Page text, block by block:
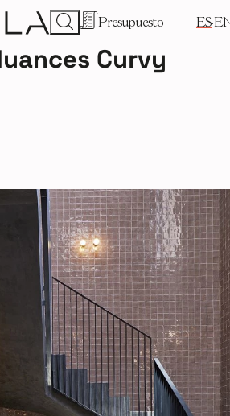
Presupuesto ES
Curvy